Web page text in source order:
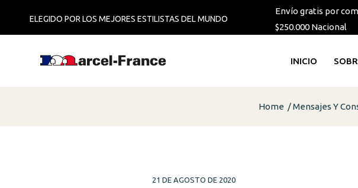
ELEGIDO POR LOS MEJORES ESTILISTAS DEL MUNDO
Envío gratis por
$250.000 Nacional
INICIO
Home Mensajes Y
21 DE AGOSTO DE 2020